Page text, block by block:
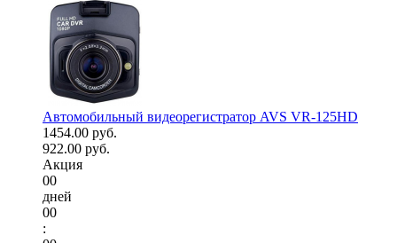
Автомобильный видеорегистратор AVS VR-125HD
1454.00 руб.
922.00 руб.
Акция
00
дней
00
: